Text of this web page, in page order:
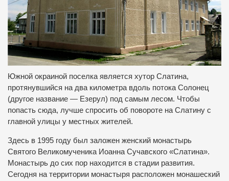
Южной окраиной поселка является хутор Слатина,
протянувшийся на два километра вдоль потока Солонец
(другое название — Езерул) под самым лесом. Чтобы
попасть сюда, лучше спросить об повороте на Слатину с
главной улицы у местных жителей.
Здесь в 1995 году был заложен женский монастырь
Святого Великомученика Иоанна Сучавского «Слатина».
Монастырь до сих пор находится в стадии развития.
Сегодня на территории монастыря расположен монашеский